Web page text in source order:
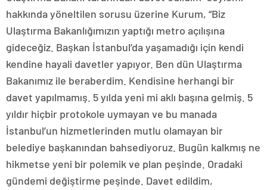
hakkında yöneltilen sorusu üzerine Kurum, “Biz
Ulaştırma Bakanlığımızın yaptığı metro açılışına
gideceğiz. Başkan İstanbul’da yaşamadığı için kendi
kendine hayali davetler yapıyor. Ben dün Ulaştırma
Bakanımız ile beraberdim. Kendisine herhangi bir
davet yapılmamış. 5 yılda yeni mi aklı başına gelmiş. 5
yıldır hiçbir protokole uymayan ve bu manada
İstanbul’un hizmetlerinden mutlu olamayan bir
belediye başkanından bahsediyoruz. Bugün kalkmış ne
hikmetse yeni bir polemik ve plan peşinde. Oradaki
gündemi değiştirme peşinde. Davet edildim,